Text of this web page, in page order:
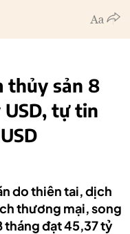
thủy sản 8
tự tin
do thiên tai, dịch
thương mại, song
tháng đạt 45,37 tỷ